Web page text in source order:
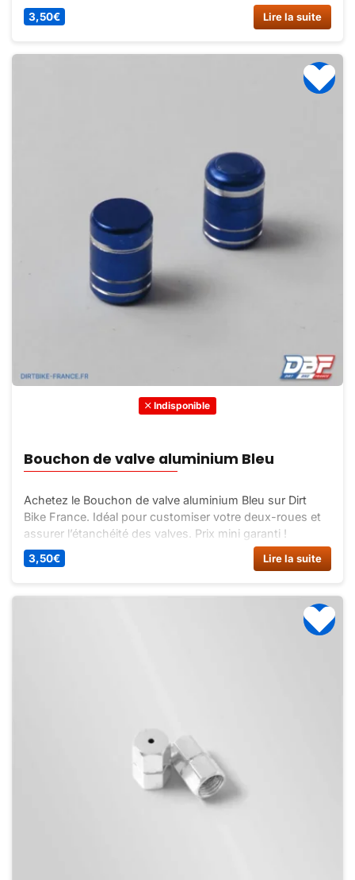
imperméabilité totale aux valves des pneumatiques.
3,50€ Lire la suite
Indisponible
Bouchon de valve aluminium Bleu
Achetez le Bouchon de valve aluminium Bleu sur Dirt
Bike France. Idéal pour customiser votre deux-roues et
assurer l’étanchéité des valves. Prix mini garanti !
3,50€ Lire la suite